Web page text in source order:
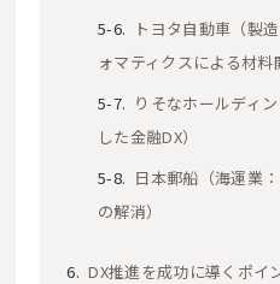
トヨタ自動車（製
ォマティクスによる材料
りそなホールディ
した金融DX）
日本郵船（海運業
の解消）
DX推進を成功に導くポイ